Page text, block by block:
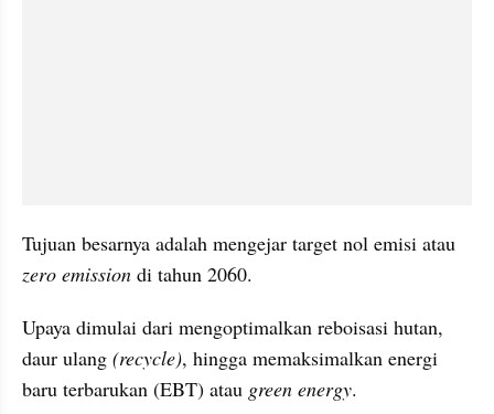
zero emission di tahun 2060.
Upaya dimulai dari mengoptimalkan reboisasi hutan,
daur ulang (recycle), hingga memaksimalkan energi
baru terbarukan (EBT) atau green energy.